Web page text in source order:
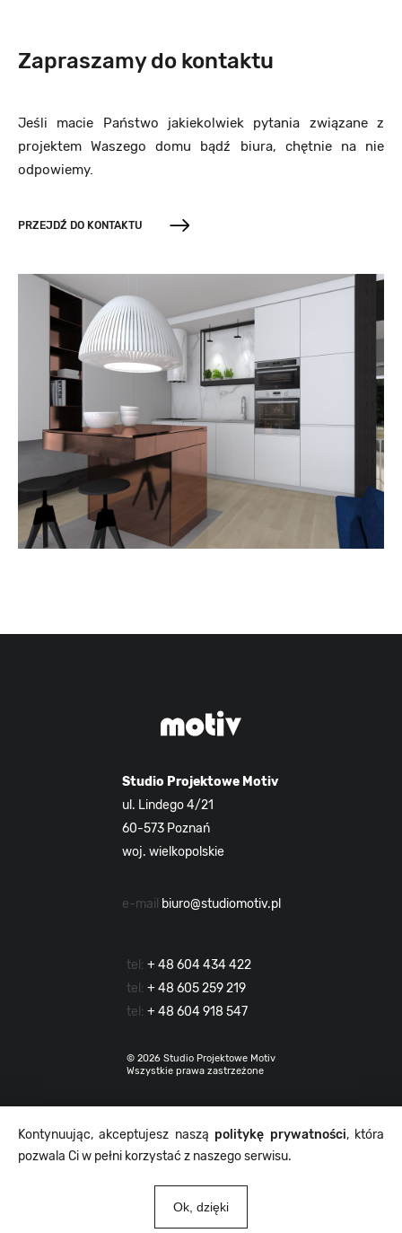
Zapraszamy do kontaktu
Jeśli macie Państwo jakiekolwiek pytania związane z
projektem Waszego domu bądź biura, chętnie na nie
odpowiemy.
PRZEJDŹ DO KONTAKTU
Studio Projektowe Motiv
ul. Lindego 4/21
60-573 Poznań
woj. wielkopolskie
e-mail biuro@studiomotiv.pl
tel: + 48 604 434 422
tel: + 48 605 259 219
tel: + 48 604 918 547
© 2026 Studio Projektowe Motiv
Wszystkie prawa zastrzeżone
Kontynuując, akceptujesz naszą politykę prywatności, która
pozwala Ci w pełni korzystać z naszego serwisu.
Ok, dzięki